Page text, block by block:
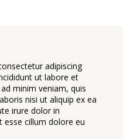
adipiscing
ut labore et
minim veniam, quis
nisi ut aliquip ex ea
irure dolor in
esse cillum dolore eu